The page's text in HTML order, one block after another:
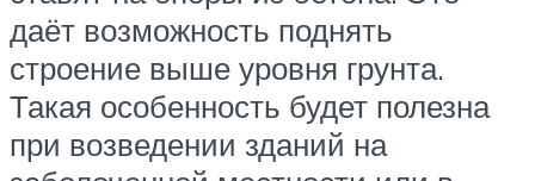
даёт возможность поднять
строение выше уровня грунта.
Такая особенность будет полезна
при возведении зданий на